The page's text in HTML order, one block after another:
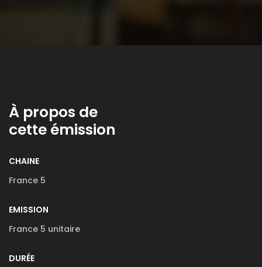
À propos de
cette émission
CHAINE
France 5
EMISSION
France 5 unitaire
DURÉE